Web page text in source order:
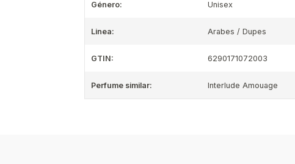
Género: Unisex
Linea: Arabes / Dupes
GTIN: 6290171072003
Perfume similar: Interlude Amouage